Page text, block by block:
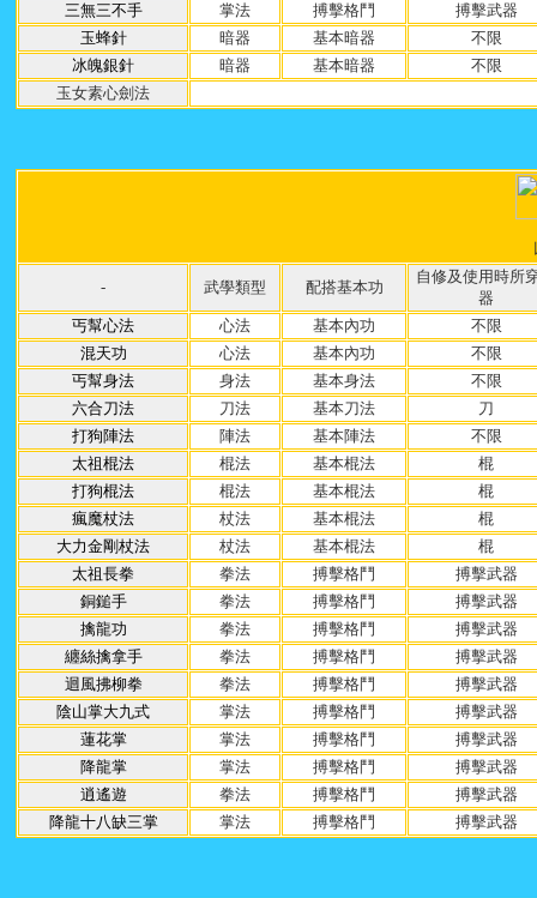
三無三不手
掌法 搏擊格鬥
搏擊武器
玉蜂針
暗器 基本暗器
不限
冰魄銀針
暗器 基本暗器
不限
玉女素心劍法
- 武學類型 配搭基本功
自修及使用時所
器
丐幫心法
心法 基本內功
不限
混天功
心法 基本內功
不限
丐幫身法
身法 基本身法
不限
六合刀法
刀法 基本刀法
刀
打狗陣法
陣法 基本陣法
不限
太祖棍法
棍法 基本棍法
棍
打狗棍法
棍法 基本棍法
棍
瘋魔杖法
杖法 基本棍法
棍
大力金剛杖法
杖法 基本棍法
棍
太祖長拳
拳法 搏擊格鬥
搏擊武器
銅鎚手
拳法 搏擊格鬥
搏擊武器
擒龍功
拳法 搏擊格鬥
搏擊武器
纏絲擒拿手
拳法 搏擊格鬥
搏擊武器
迴風拂柳拳
拳法 搏擊格鬥
搏擊武器
陰山掌大九式
掌法 搏擊格鬥
搏擊武器
蓮花掌
掌法 搏擊格鬥
搏擊武器
降龍掌
掌法 搏擊格鬥
搏擊武器
逍遙遊
拳法 搏擊格鬥
搏擊武器
降龍十八缺三掌
掌法 搏擊格鬥 搏擊武器